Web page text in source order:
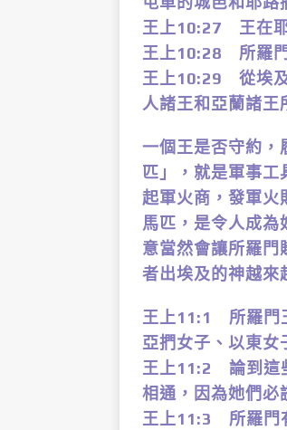
王上10:27 王在耶
王上10:28 所羅門
王上10:29 從埃及
人諸王和亞蘭諸王
一個王是否守約，
匹」，就是軍事工
起軍火商，發軍火
馬匹，是令人成
意當然會讓所羅門
者出埃及的神越來
王上11:1 所羅門
亞捫女子、以東女
王上11:2 論到這
相通，因為她們必
王上11:3 所羅門